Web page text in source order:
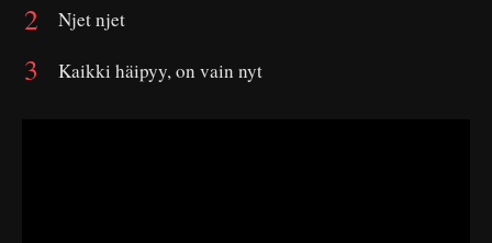
Njet njet
Kaikki häipyy, on vain nyt